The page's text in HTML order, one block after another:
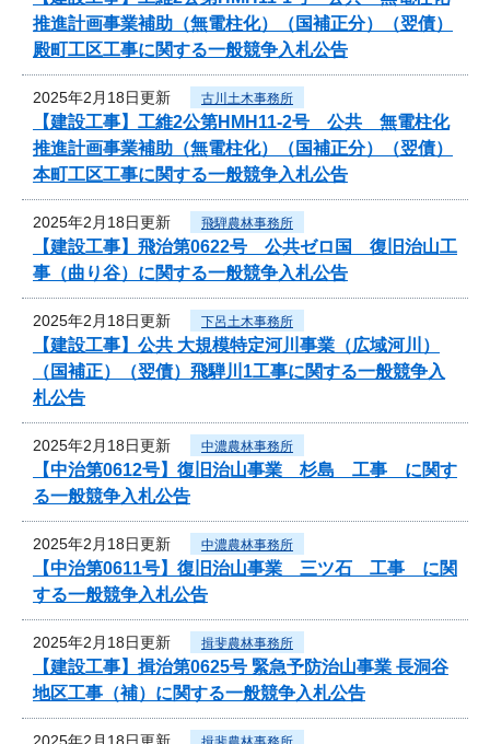
推進計画事業補助（無電柱化）（国補正分）（翌債）
殿町工区工事に関する一般競争入札公告
2025年2月18日更新 古川土木事務所
【建設工事】工維2公第HMH11-2号 公共 無電柱化
推進計画事業補助（無電柱化）（国補正分）（翌債）
本町工区工事に関する一般競争入札公告
2025年2月18日更新 飛騨農林事務所
【建設工事】飛治第0622号 公共ゼロ国 復旧治山工
事（曲り谷）に関する一般競争入札公告
2025年2月18日更新 下呂土木事務所
【建設工事】公共 大規模特定河川事業（広域河川）
（国補正）（翌債）飛騨川1工事に関する一般競争入
札公告
2025年2月18日更新 中濃農林事務所
【中治第0612号】復旧治山事業 杉島 工事 に関す
る一般競争入札公告
2025年2月18日更新 中濃農林事務所
【中治第0611号】復旧治山事業 三ツ石 工事 に関
する一般競争入札公告
2025年2月18日更新 揖斐農林事務所
【建設工事】揖治第0625号 緊急予防治山事業 長洞谷
地区工事（補）に関する一般競争入札公告